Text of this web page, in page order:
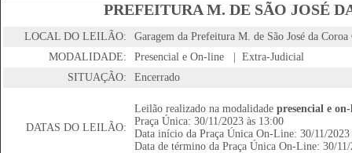
PREFEITURA M. DE SÃO JOSÉ
LOCAL DO LEILÃO:
Garagem da Prefeitura M. de São José da Coroa
MODALIDADE:
Presencial e On-line | Extra-Judicial
SITUAÇÃO:
Encerrado
DATAS DO LEILÃO:
Leilão realizado na modalidade presencial e
Praça Única: 30/11/2023 às 13:00
Data início da Praça Única On-Line: 30/11/2023
Data de término da Praça Única On-Line: 30/